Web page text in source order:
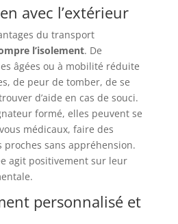
avec l’extérieur
du transport
l’isolement. De
âgées ou à mobilité réduite
de peur de tomber, de se
d’aide en cas de souci.
formé, elles peuvent se
médicaux, faire des
proches sans appréhension.
agit positivement sur leur
personnalisé et